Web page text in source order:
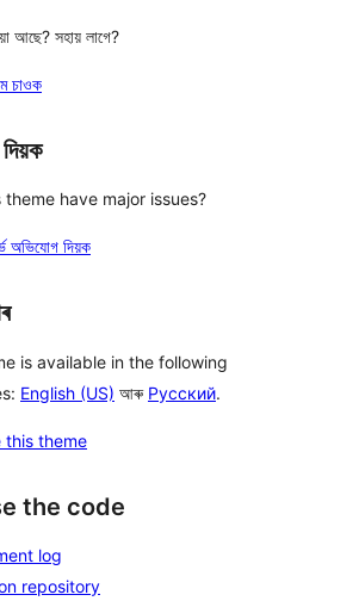
আছে? সহায় লাগে?
চাওক
theme have major issues?
অভিযোগ দিয়ক
is available in the following
English (US) আৰু Русский.
this theme
the code
log
repository